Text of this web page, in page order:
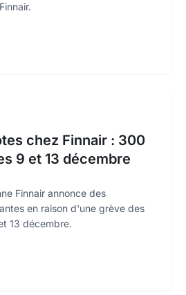
chez Finnair : 300
9 et 13 décembre
Finnair annonce des
en raison d'une grève des
13 décembre.